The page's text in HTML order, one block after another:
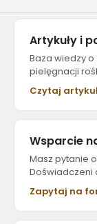
Artykuły i
Baza wiedzy o
pielęgnacji
Czytaj
Wsparcie
Masz pytanie
Doświadczeni
Zapytaj na